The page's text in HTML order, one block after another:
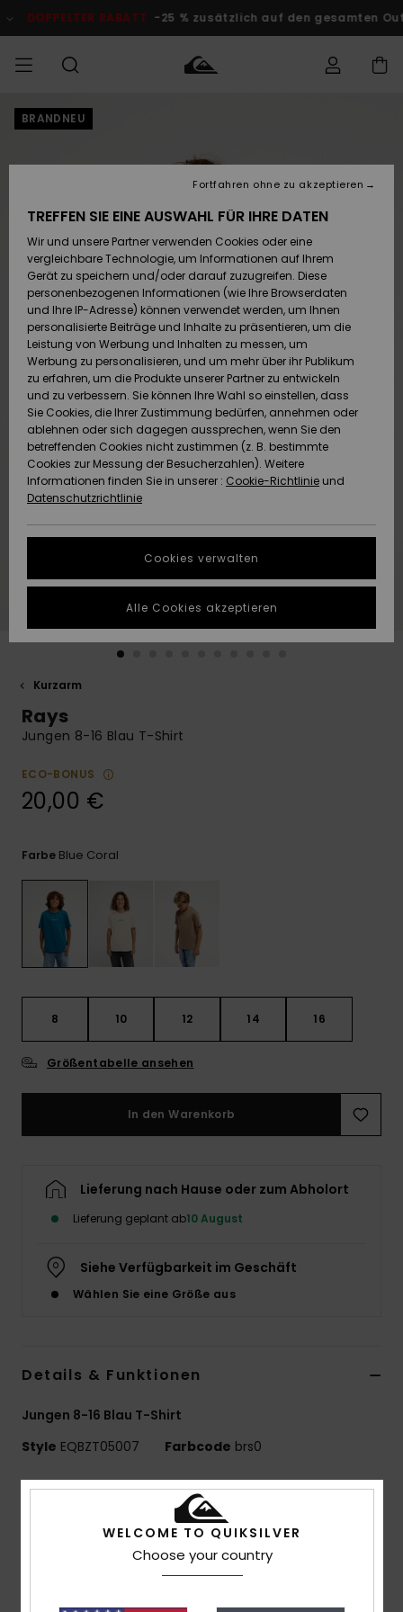
Produktinformation
RABATT -25 % zusätzlich auf den gesamten Outlet-Bereich
MÄNNER
Accessoires
Schuhe&
Flip-Flops
Surf
Snow
Brandneu
Highlights
Accessoires
Schuhe&
Flip-Flops
Surf
Snow
Brandneu
Highlights
FRAUEN
Brandneu
Highlights
Snow
SURF
Kinder
Highlights
Community
SNOW
Snow Shop
Kinder
Snow Shop
Damen
Highlights
Community
DOPPELTER
RABATT
KINDER
Outlet
Frauen
HILFE & KONTAKT
Retouren
Bezahlung
Geschenkkarte
Quiksilver
Freedom
Datenschutz
Starten Sie eine
um die
schnellste
Antwort auf Ihre
Finden Sie
NACHHALTIGKEIT
SHOPS
QUIKSILVER APP
WUNSCHLISTE
BRANDNEU
Kurzarm
Rays
Jungen 8-16 Blau T-Shirt
ECO-BONUS
20,00 €
Farbe Blue Coral
8 10 12 14 16
Größentabelle ansehen
In den Warenkorb
Lieferung nach Hause oder zum Abholort
Lieferung geplant ab10 August
Siehe Verfügbarkeit im Geschäft
Wählen Sie eine Größe aus
Details & Funktionen
Jungen 8-16 Blau T-Shirt
Style EQBZT05007 Farbcode brs0
Funktionen
MADE BETTER
25 % recycelte Baumwolle aus Pre-Consumer-
WELCOME TO QUIKSILVER
Choose your country
TREFFEN SIE EINE AUSWAHL FÜR IHRE DATEN
Wir und unsere Partner verwenden Cookies oder eine
vergleichbare Technologie, um Informationen auf Ihrem
Gerät zu speichern und/oder darauf zuzugreifen. Diese
personenbezogenen Informationen (wie Ihre Browserdaten
und Ihre IP-Adresse) können verwendet werden, um Ihnen
personalisierte Beiträge und Inhalte zu präsentieren, um die
Leistung von Werbung und Inhalten zu messen, um
Werbung zu personalisieren, und um mehr über ihr Publikum
zu erfahren, um die Produkte unserer Partner zu entwickeln
und zu verbessern. Sie können Ihre Wahl so einstellen, dass
Sie Cookies, die Ihrer Zustimmung bedürfen, annehmen oder
ablehnen oder sich dagegen aussprechen, wenn Sie den
betreffenden Cookies nicht zustimmen (z. B. bestimmte
Cookies zur Messung der Besucherzahlen). Weitere
Informationen finden Sie in unserer : Cookie-Richtlinie und
Datenschutzrichtlinie
Cookies verwalten
Fortfahren ohne zu akzeptieren
Alle Cookies akzeptieren